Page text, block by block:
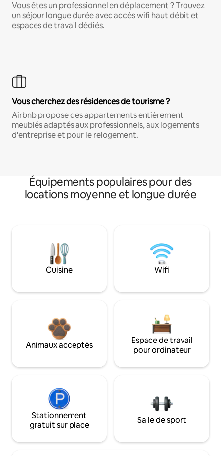
Vous êtes un professionnel en déplacement ? Trouvez
un séjour longue durée avec accès wifi haut débit et
espaces de travail dédiés.
Vous cherchez des résidences de tourisme ?
Airbnb propose des appartements entièrement
meublés adaptés aux professionnels, aux logements
d'entreprise et pour le relogement.
Équipements populaires pour des
locations moyenne et longue durée
Cuisine Wifi
Animaux acceptés
Espace de travail
pour ordinateur
Stationnement
gratuit sur place
Salle de sport